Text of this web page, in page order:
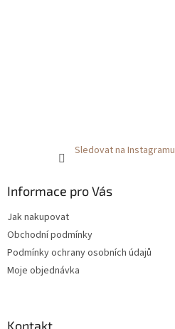
Sledovat na Instagramu
Informace pro Vás
Jak nakupovat
Obchodní podmínky
Podmínky ochrany osobních údajů
Moje objednávka
Kontakt